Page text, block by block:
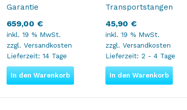
Garantie
659,00 €
inkl. 19 % MwSt.
zzgl. Versandkosten
Lieferzeit: 14 Tage
In den Warenkorb
Transportstangen
45,90 €
inkl. 19 % MwSt.
zzgl. Versandkosten
Lieferzeit: 2 - 4 Tage
In den Warenkorb